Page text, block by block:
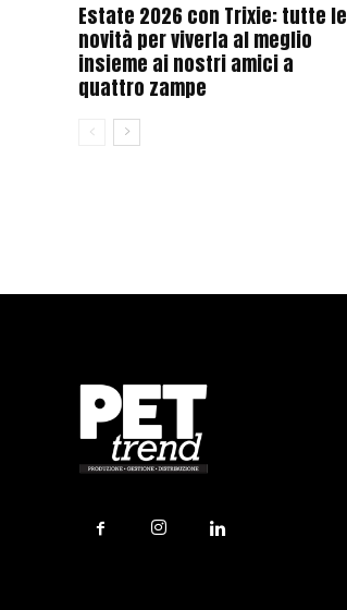
Estate 2026 con Trixie: tutte le
novità per viverla al meglio
insieme ai nostri amici a
quattro zampe